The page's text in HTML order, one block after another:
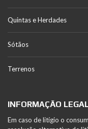
Quintas e Herdades
Sótãos
Terrenos
INFORMAÇÃO
Em caso de litígio o